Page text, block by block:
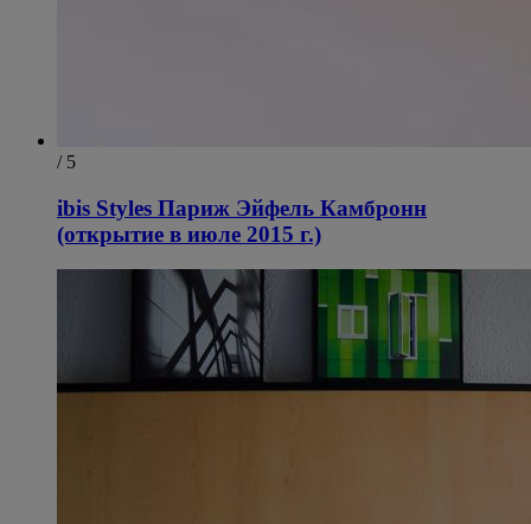
/ 5
ibis Styles Париж Эйфель Камбронн
(открытие в июле 2015 г.)